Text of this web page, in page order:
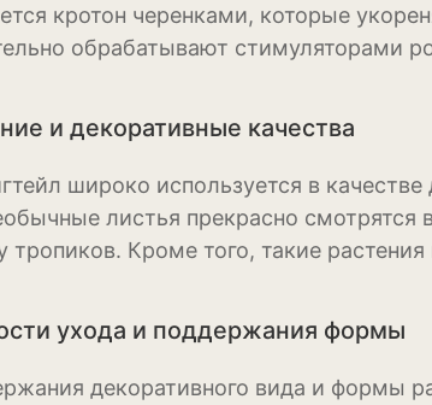
кротон черенками, которые
обрабатывают стимуляторами
и декоративные качества
широко используется в
листья прекрасно
тропиков. Кроме того, такие
ухода и поддержания формы
декоративного вида и формы